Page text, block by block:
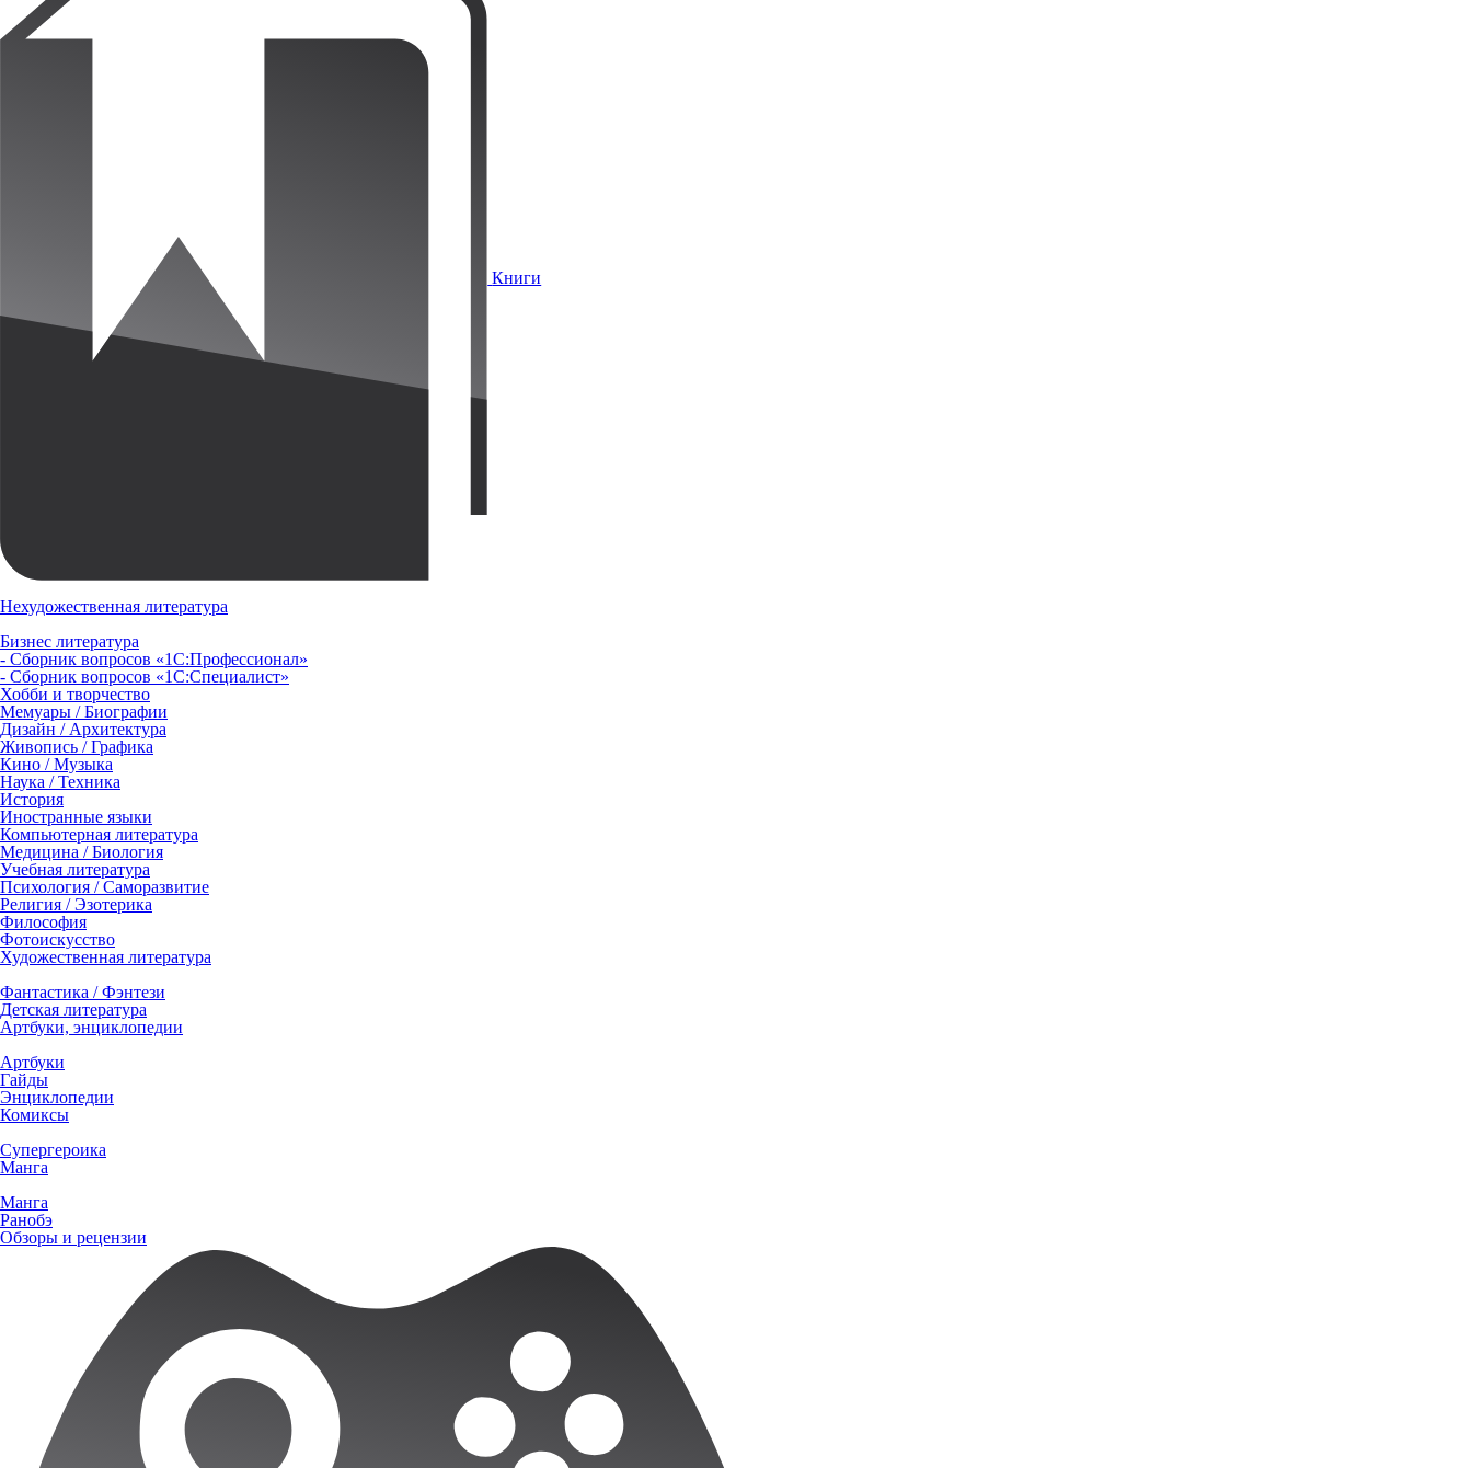
Книги
Нехудожественная литература
Бизнес литература
- Сборник вопросов «1С:Профессионал»
- Сборник вопросов «1С:Специалист»
Хобби и творчество
Мемуары / Биографии
Дизайн / Архитектура
Живопись / Графика
Кино / Музыка
Наука / Техника
История
Иностранные языки
Компьютерная литература
Медицина / Биология
Учебная литература
Психология / Саморазвитие
Религия / Эзотерика
Философия
Фотоискусство
Художественная литература
Фантастика / Фэнтези
Детская литература
Артбуки, энциклопедии
Артбуки
Гайды
Энциклопедии
Комиксы
Супергероика
Манга
Манга
Ранобэ
Обзоры и рецензии